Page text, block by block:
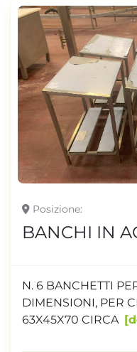
Posizione
BANCHI IN
N. 6 BANCHETTI
DIMENSIONI, PER
63X45X70 CIRCA